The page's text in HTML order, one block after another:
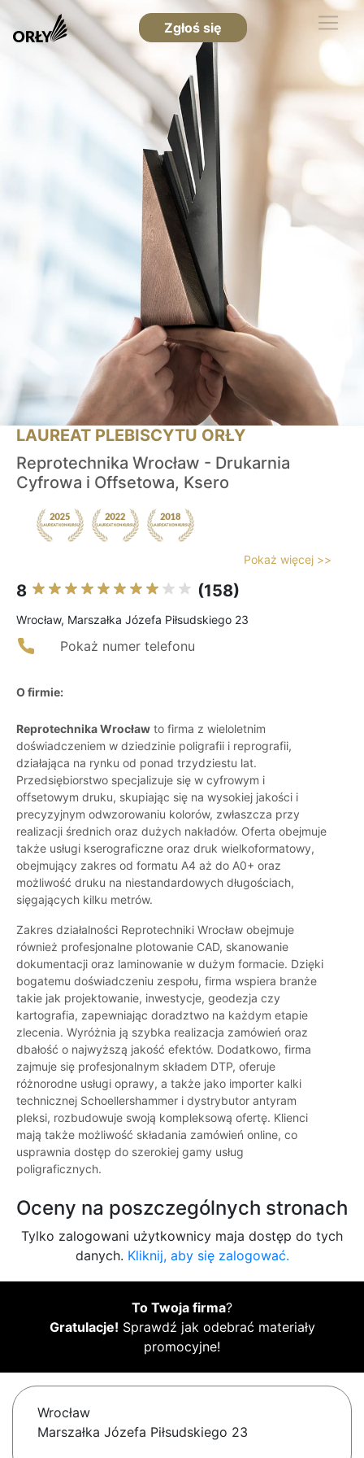
Zgłoś się
LAUREAT PLEBISCYTU ORŁY
Reprotechnika Wrocław - Drukarnia
Cyfrowa i Offsetowa, Ksero
Pokaż więcej >>
8 (158)
Wrocław, Marszałka Józefa Piłsudskiego 23
Pokaż numer telefonu
O firmie:
Reprotechnika Wrocław to firma z wieloletnim
doświadczeniem w dziedzinie poligrafii i reprografii,
działająca na rynku od ponad trzydziestu lat.
Przedsiębiorstwo specjalizuje się w cyfrowym i
offsetowym druku, skupiając się na wysokiej jakości i
precyzyjnym odwzorowaniu kolorów, zwłaszcza przy
realizacji średnich oraz dużych nakładów. Oferta obejmuje
także usługi kserograficzne oraz druk wielkoformatowy,
obejmujący zakres od formatu A4 aż do A0+ oraz
możliwość druku na niestandardowych długościach,
sięgających kilku metrów.
Zakres działalności Reprotechniki Wrocław obejmuje
również profesjonalne plotowanie CAD, skanowanie
dokumentacji oraz laminowanie w dużym formacie. Dzięki
bogatemu doświadczeniu zespołu, firma wspiera branże
takie jak projektowanie, inwestycje, geodezja czy
kartografia, zapewniając doradztwo na każdym etapie
zlecenia. Wyróżnia ją szybka realizacja zamówień oraz
dbałość o najwyższą jakość efektów. Dodatkowo, firma
zajmuje się profesjonalnym składem DTP, oferuje
różnorodne usługi oprawy, a także jako importer kalki
technicznej Schoellershammer i dystrybutor antyram
pleksi, rozbudowuje swoją kompleksową ofertę. Klienci
mają także możliwość składania zamówień online, co
usprawnia dostęp do szerokiej gamy usług
poligraficznych.
Oceny na poszczególnych stronach
Tylko zalogowani użytkownicy maja dostęp do tych
danych. Kliknij, aby się zalogować.
To Twoja firma?
Gratulacje! Sprawdź jak odebrać materiały
promocyjne!
Wrocław
Marszałka Józefa Piłsudskiego 23